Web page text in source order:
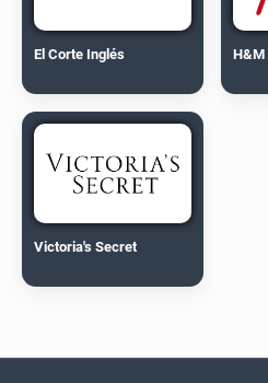
El Corte Inglés H&M
Victoria's Secret